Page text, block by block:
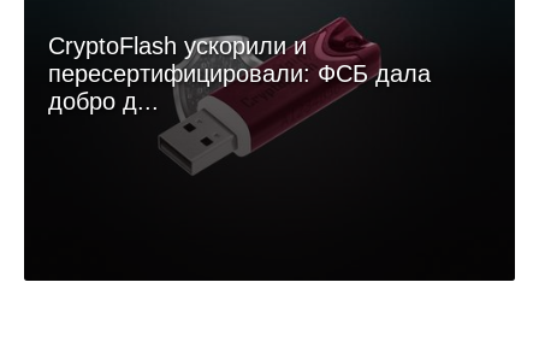
CryptoFlash ускорили и
пересертифицировали: ФСБ дала
добро д...